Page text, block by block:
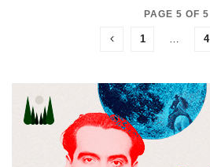
PAGE 5 OF 5
1 4